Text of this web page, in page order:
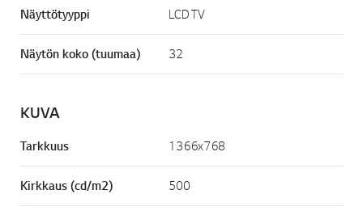
Näyttötyyppi LCD TV
Näytön koko (tuumaa) 32
KUVA
Tarkkuus 1366x768
Kirkkaus (cd/m2) 500